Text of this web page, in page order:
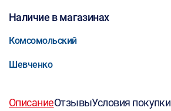
Наличие в магазинах
Комсомольский
Шевченко
ОписаниеОтзывыУсловия покупки